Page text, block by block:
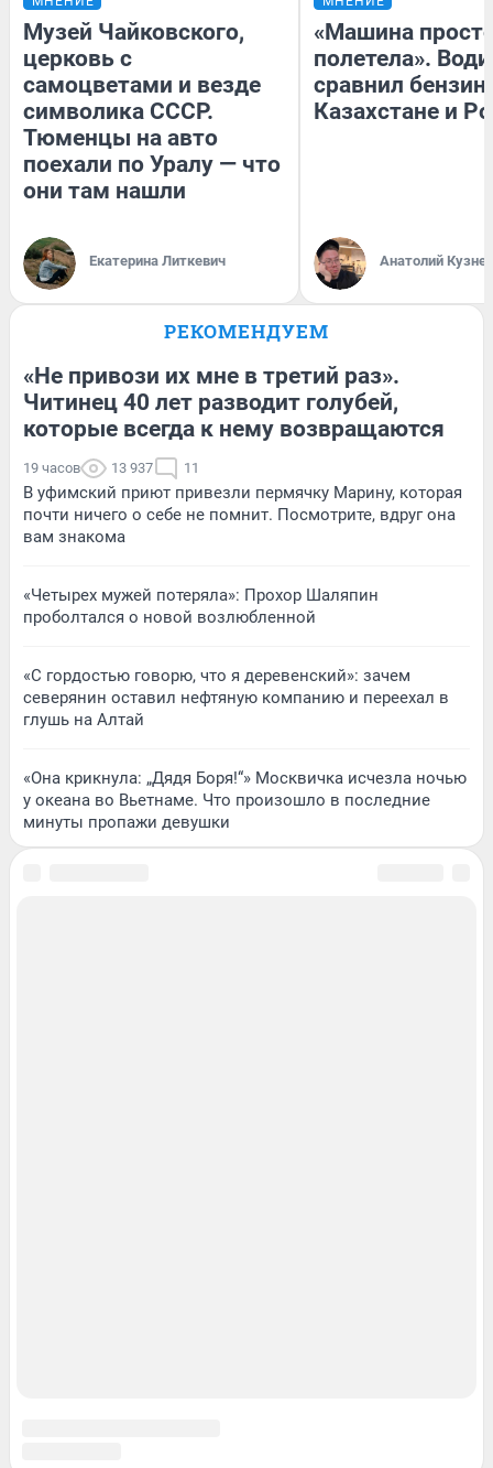
Музей Чайковского,
церковь с
самоцветами и везде
символика СССР.
Тюменцы на авто
поехали по Уралу — что
они там нашли
Екатерина Литкевич
«Машина
полетела».
сравнил бензин
Казахстане и
Анатолий
РЕКОМЕНДУЕМ
«Не привози их мне в третий раз».
Читинец 40 лет разводит голубей,
которые всегда к нему возвращаются
19 часов 13 937 11
В уфимский приют привезли пермячку Марину, которая
почти ничего о себе не помнит. Посмотрите, вдруг она
вам знакома
«Четырех мужей потеряла»: Прохор Шаляпин
проболтался о новой возлюбленной
«С гордостью говорю, что я деревенский»: зачем
северянин оставил нефтяную компанию и переехал в
глушь на Алтай
«Она крикнула: „Дядя Боря!“» Москвичка исчезла ночью
у океана во Вьетнаме. Что произошло в последние
минуты пропажи девушки